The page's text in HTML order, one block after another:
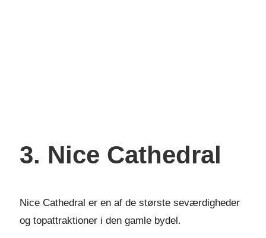
3. Nice Cathedral
Nice Cathedral er en af de største seværdigheder
og topattraktioner i den gamle bydel.